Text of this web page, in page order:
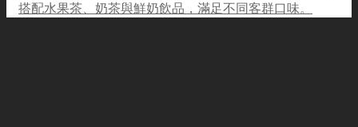
搭配水果茶、奶茶與鮮奶飲品，滿足不同客群口味。